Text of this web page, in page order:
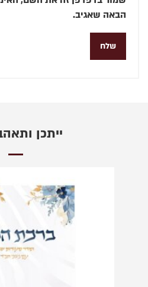
הבאה שאגיב.
ייתכן